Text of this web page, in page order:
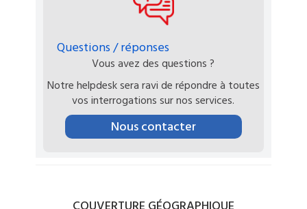
Questions / réponses
Vous avez des questions ?
Notre helpdesk sera ravi de répondre à toutes
vos interrogations sur nos services.
Nous contacter